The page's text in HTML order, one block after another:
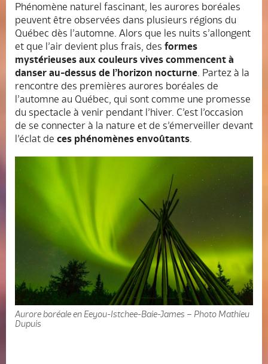
Phénomène naturel fascinant, les aurores boréales
peuvent être observées dans plusieurs régions du
Québec dès l’automne. Alors que les nuits s’allongent
et que l’air devient plus frais, des formes
mystérieuses aux couleurs vives commencent à
danser au-dessus de l’horizon nocturne. Partez à la
rencontre des premières aurores boréales de
l’automne au Québec, qui sont comme une promesse
du spectacle à venir pendant l’hiver. C’est l’occasion
de se connecter à la nature et de s’émerveiller devant
l’éclat de ces phénomènes envoûtants.
Aurore boréale en Eeyou-Istchee-Baie-James – Photo Mathieu
Dupuis